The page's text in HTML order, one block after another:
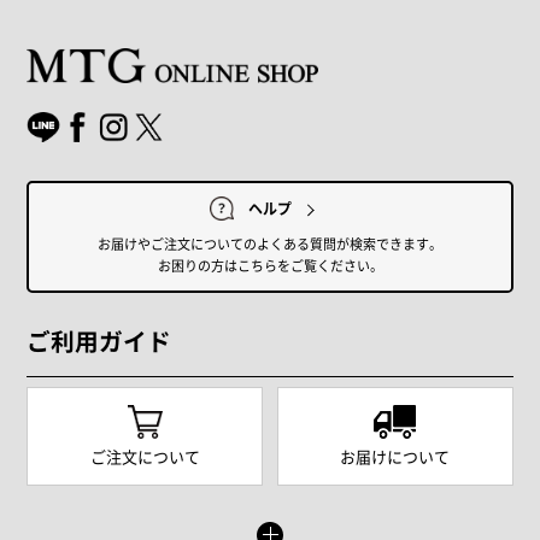
ヘルプ
お届けやご注文についてのよくある質問が検索できます。
お困りの方はこちらをご覧ください。
ご利用ガイド
ご注文について お届けについて